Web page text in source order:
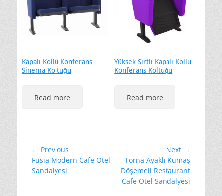
Kapalı Kollu Konferans
Sinema Koltuğu
Read more
Yüksek Sırtlı Kapalı Kollu
Konferans Koltuğu
Read more
Yazı
gezinmesi
← Previous
Previous
post:
Fusia Modern Cafe Otel
Sandalyesi
Next →
Next
post:
Torna Ayaklı Kumaş
Döşemeli Restaurant
Cafe Otel Sandalyesi